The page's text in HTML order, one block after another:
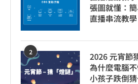
張圖就懂：
直播串流教學
2
2026 元宵節
為什麼電腦
小孩子跌倒